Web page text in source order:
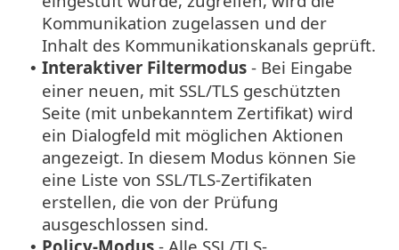
Kommunikation zugelassen und der
Inhalt des Kommunikationskanals geprüft.
• Interaktiver Filtermodus - Bei Eingabe
einer neuen, mit SSL/TLS geschützten
Seite (mit unbekanntem Zertifikat) wird
ein Dialogfeld mit möglichen Aktionen
angezeigt. In diesem Modus können Sie
eine Liste von SSL/TLS-Zertifikaten
erstellen, die von der Prüfung
ausgeschlossen sind.